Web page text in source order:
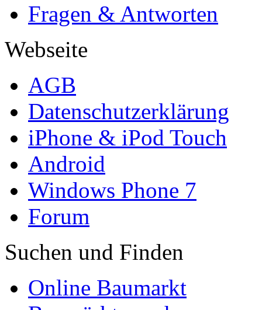
Fragen & Antworten
Webseite
AGB
Datenschutzerklärung
iPhone & iPod Touch
Android
Windows Phone 7
Forum
Suchen und Finden
Online Baumarkt